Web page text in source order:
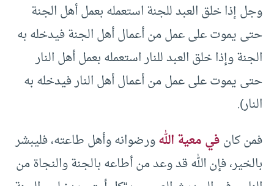
وجل إذا خلق العبد للجنة استعمله بعمل أهل الجنة
حتى يموت على عمل من أعمال أهل الجنة فيدخله به
الجنة وإذا خلق العبد للنار استعمله بعمل أهل النار
حتى يموت على عمل من أعمال أهل النار فيدخله به
النار).
فمن كانفي معية اللهورضوانه وأهل طاعته، فليبشر
بالخير، فإن الله قد وعد من أطاعه بالجنة والنجاة من